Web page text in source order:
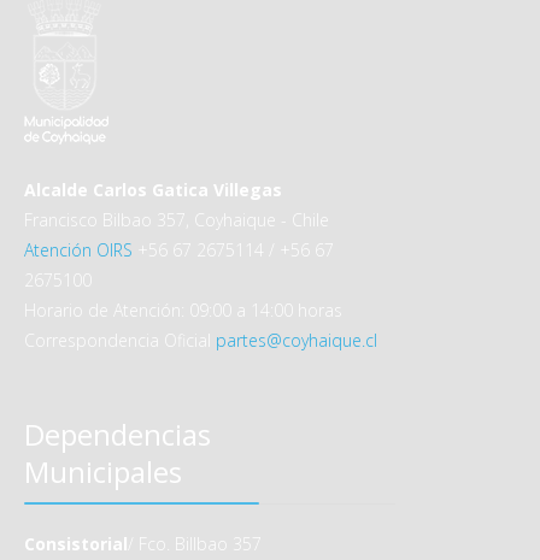
Alcalde Carlos Gatica Villegas
Francisco Bilbao 357, Coyhaique - Chile
Atención OIRS +56 67 2675114 / +56 67
2675100
Horario de Atención: 09:00 a 14:00 horas
Correspondencia Oficial partes@coyhaique.cl
Dependencias
Municipales
Consistorial / Fco. Billbao 357